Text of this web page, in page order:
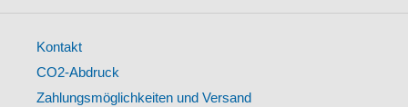
Kontakt
CO2-Abdruck
Zahlungsmöglichkeiten und Versand